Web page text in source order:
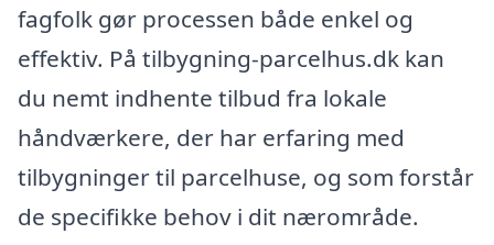
fagfolk gør processen både enkel og
effektiv. På tilbygning-parcelhus.dk kan
du nemt indhente tilbud fra lokale
håndværkere, der har erfaring med
tilbygninger til parcelhuse, og som forstår
de specifikke behov i dit nærområde.